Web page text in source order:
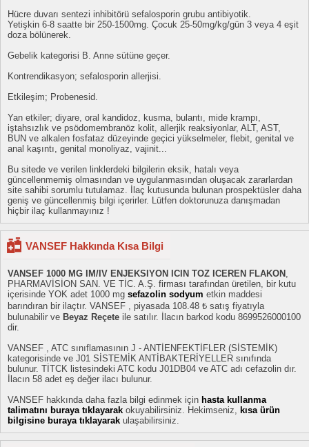
Hücre duvarı sentezi inhibitörü sefalosporin grubu antibiyotik.
Yetişkin 6-8 saatte bir 250-1500mg. Çocuk 25-50mg/kg/gün 3 veya 4 eşit
doza bölünerek.
Gebelik kategorisi B. Anne sütüne geçer.
Kontrendikasyon; sefalosporin allerjisi.
Etkileşim; Probenesid.
Yan etkiler; diyare, oral kandidoz, kusma, bulantı, mide krampı,
iştahsızlık ve psödomembranöz kolit, allerjik reaksiyonlar, ALT, AST,
BUN ve alkalen fosfataz düzeyinde geçici yükselmeler, flebit, genital ve
anal kaşıntı, genital monoliyaz, vajinit...
Bu sitede ve verilen linklerdeki bilgilerin eksik, hatalı veya
güncellenmemiş olmasından ve uygulanmasından oluşacak zararlardan
site sahibi sorumlu tutulamaz. İlaç kutusunda bulunan prospektüsler daha
geniş ve güncellenmiş bilgi içerirler. Lütfen doktorunuza danışmadan
hiçbir ilaç kullanmayınız !
VANSEF Hakkında Kısa Bilgi
VANSEF 1000 MG IM/IV ENJEKSIYON ICIN TOZ ICEREN FLAKON ,
PHARMAVİSİON SAN. VE TİC. A.Ş. firması tarafından üretilen, bir kutu
içerisinde YOK adet 1000 mg sefazolin sodyum etkin maddesi
barındıran bir ilaçtır. VANSEF , piyasada 108.48 ₺ satış fiyatıyla
bulunabilir ve Beyaz Reçete ile satılır. İlacın barkod kodu 8699526000100
dir.
VANSEF , ATC sınıflamasının J - ANTİENFEKTİFLER (SİSTEMİK)
kategorisinde ve J01 SİSTEMİK ANTİBAKTERİYELLER sınıfında
bulunur. TİTCK listesindeki ATC kodu J01DB04 ve ATC adı cefazolin dır.
İlacın 58 adet eş değer ilacı bulunur.
VANSEF hakkında daha fazla bilgi edinmek için hasta kullanma
talimatını buraya tıklayarak okuyabilirsiniz. Hekimseniz, kısa ürün
bilgisine buraya tıklayarak ulaşabilirsiniz.